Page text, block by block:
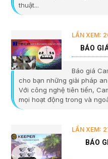
thuật...
LẦN XEM:
BÁO
Báo giá
cho bạn những giải pháp
Với công nghệ tiên tiến,
mọi hoạt động trong và
LẦN XEM:
BÁO